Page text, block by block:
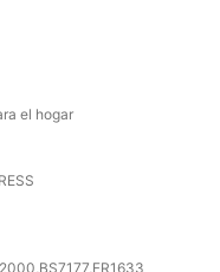
el hogar